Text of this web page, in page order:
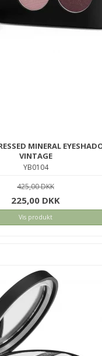
MINERAL
VINTAGE
YB0104
425,00 DKK
225,00 DKK
Vis produkt